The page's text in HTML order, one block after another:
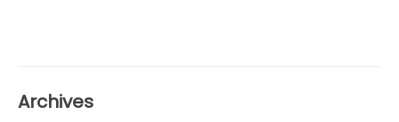
Archives